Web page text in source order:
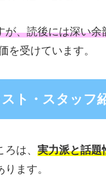
、読後には深い
を受けています。
ト・スタッフ
は、 実力派と話題
ります。